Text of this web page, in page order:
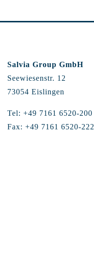
Salvia Group GmbH
Seewiesenstr. 12
73054 Eislingen
Tel: +49 7161 6520-200
Fax: +49 7161 6520-222